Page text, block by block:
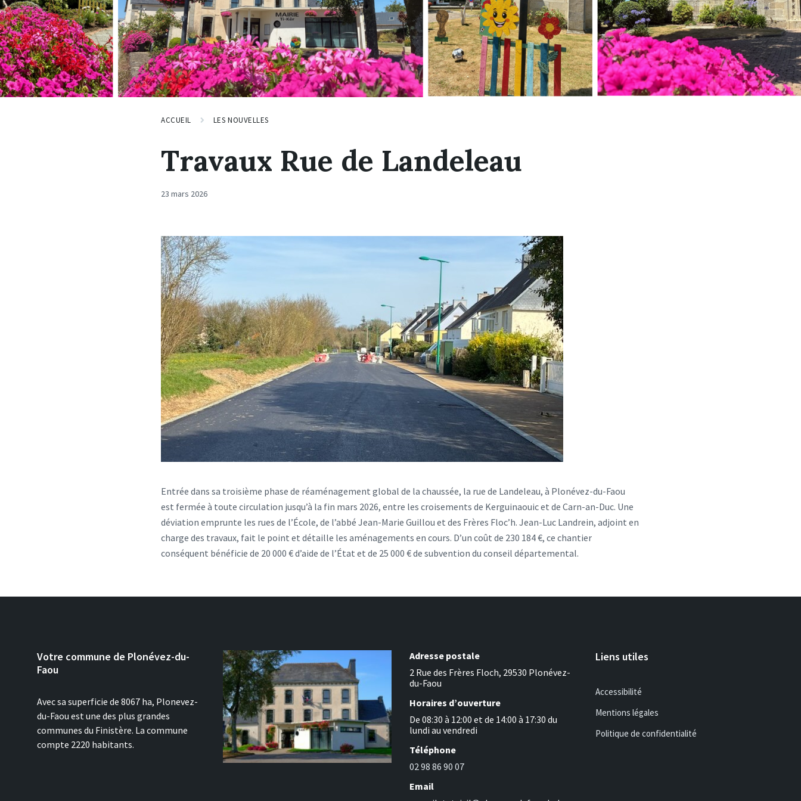
ACCUEIL LES NOUVELLES
Travaux Rue de Landeleau
23 mars 2026
Entrée dans sa troisième phase de réaménagement global de la chaussée, la rue de Landeleau, à Plonévez-du-Faou
est fermée à toute circulation jusqu’à la fin mars 2026, entre les croisements de Kerguinaouic et de Carn-an-Duc. Une
déviation emprunte les rues de l’École, de l’abbé Jean-Marie Guillou et des Frères Floc’h. Jean-Luc Landrein, adjoint en
charge des travaux, fait le point et détaille les aménagements en cours. D’un coût de 230 184 €, ce chantier
conséquent bénéficie de 20 000 € d’aide de l’État et de 25 000 € de subvention du conseil départemental.
Votre commune de Plonévez-du-
Faou
Avec sa superficie de 8067 ha, Plonevez-
du-Faou est une des plus grandes
communes du Finistère. La commune
compte 2220 habitants.
Adresse postale
2 Rue des Frères Floch, 29530 Plonévez-
du-Faou
Horaires d’ouverture
De 08:30 à 12:00 et de 14:00 à 17:30 du
lundi au vendredi
Téléphone
02 98 86 90 07
Email
Liens utiles
Accessibilité
Mentions légales
Politique de confidentialité